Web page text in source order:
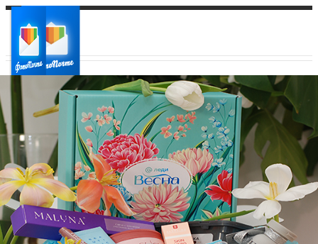
Ваш город:
Ваш регион доставки
Выберите из списка: